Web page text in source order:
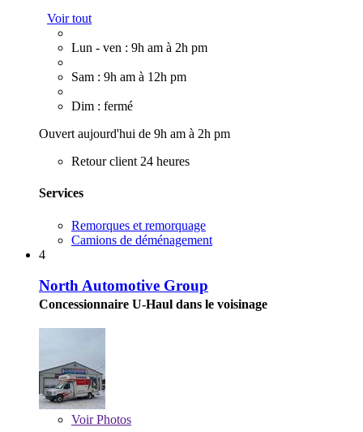
Voir tout
Lun - ven : 9h am à 2h pm
Sam : 9h am à 12h pm
Dim : fermé
Ouvert aujourd'hui de 9h am à 2h pm
Retour client 24 heures
Services
Remorques et remorquage
Camions de déménagement
4
North Automotive Group
Concessionnaire U-Haul dans le voisinage
VoirPhotos